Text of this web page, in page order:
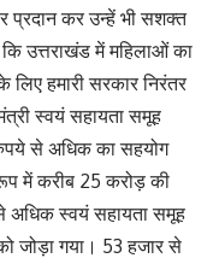
प्रदान कर उन्हें भी सशक्त
उत्तराखंड में महिलाओं का
हमारी सरकार निरंतर
स्वयं सहायता समूह
से अधिक का सहयोग
रूप में करीब 25 करोड़ की
अधिक स्वयं सहायता समूह
जोड़ा गया। 53 हजार से